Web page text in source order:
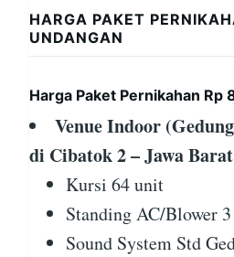
HARGA PAKET
UNDANGAN
Harga Paket Pernikahan
Venue Indoor
di Cibatok 2 – Jawa Barat
Kursi 64 unit
Standing AC/Blower
Sound System Std